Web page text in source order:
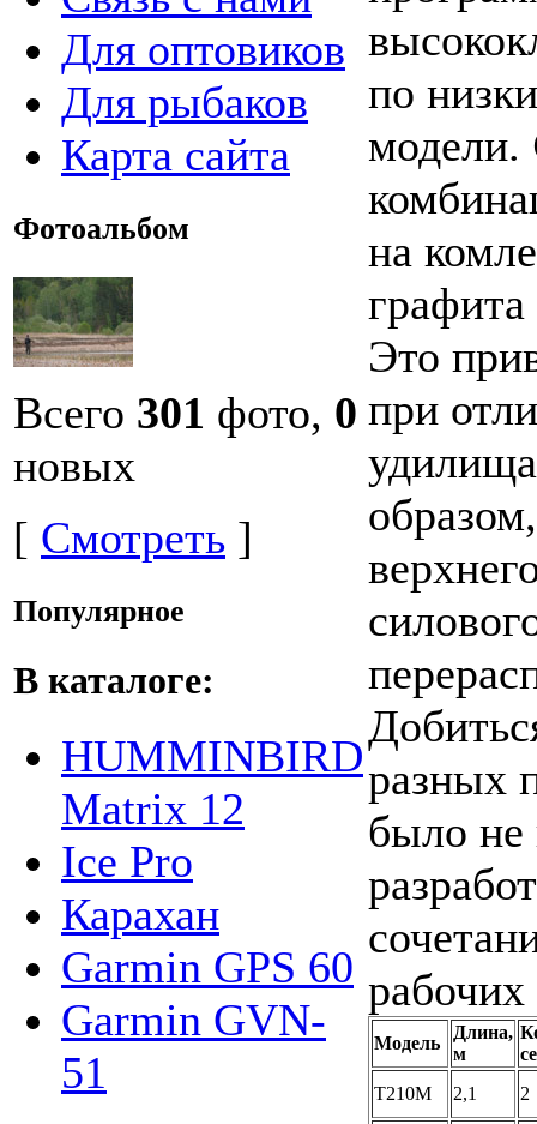
Для оптовиков
Для рыбаков
Карта сайта
Фотоальбом
Всего 301 фото, 0
новых
[ Смотреть ]
Популярное
В каталоге:
HUMMINBIRD
Matrix 12
Ice Pro
Карахан
Garmin GPS 60
Garmin GVN-
51
по
модели.
на
Это
при
разных
было не
рабочих
Модель
Длина,
м
T210M
2,1 2